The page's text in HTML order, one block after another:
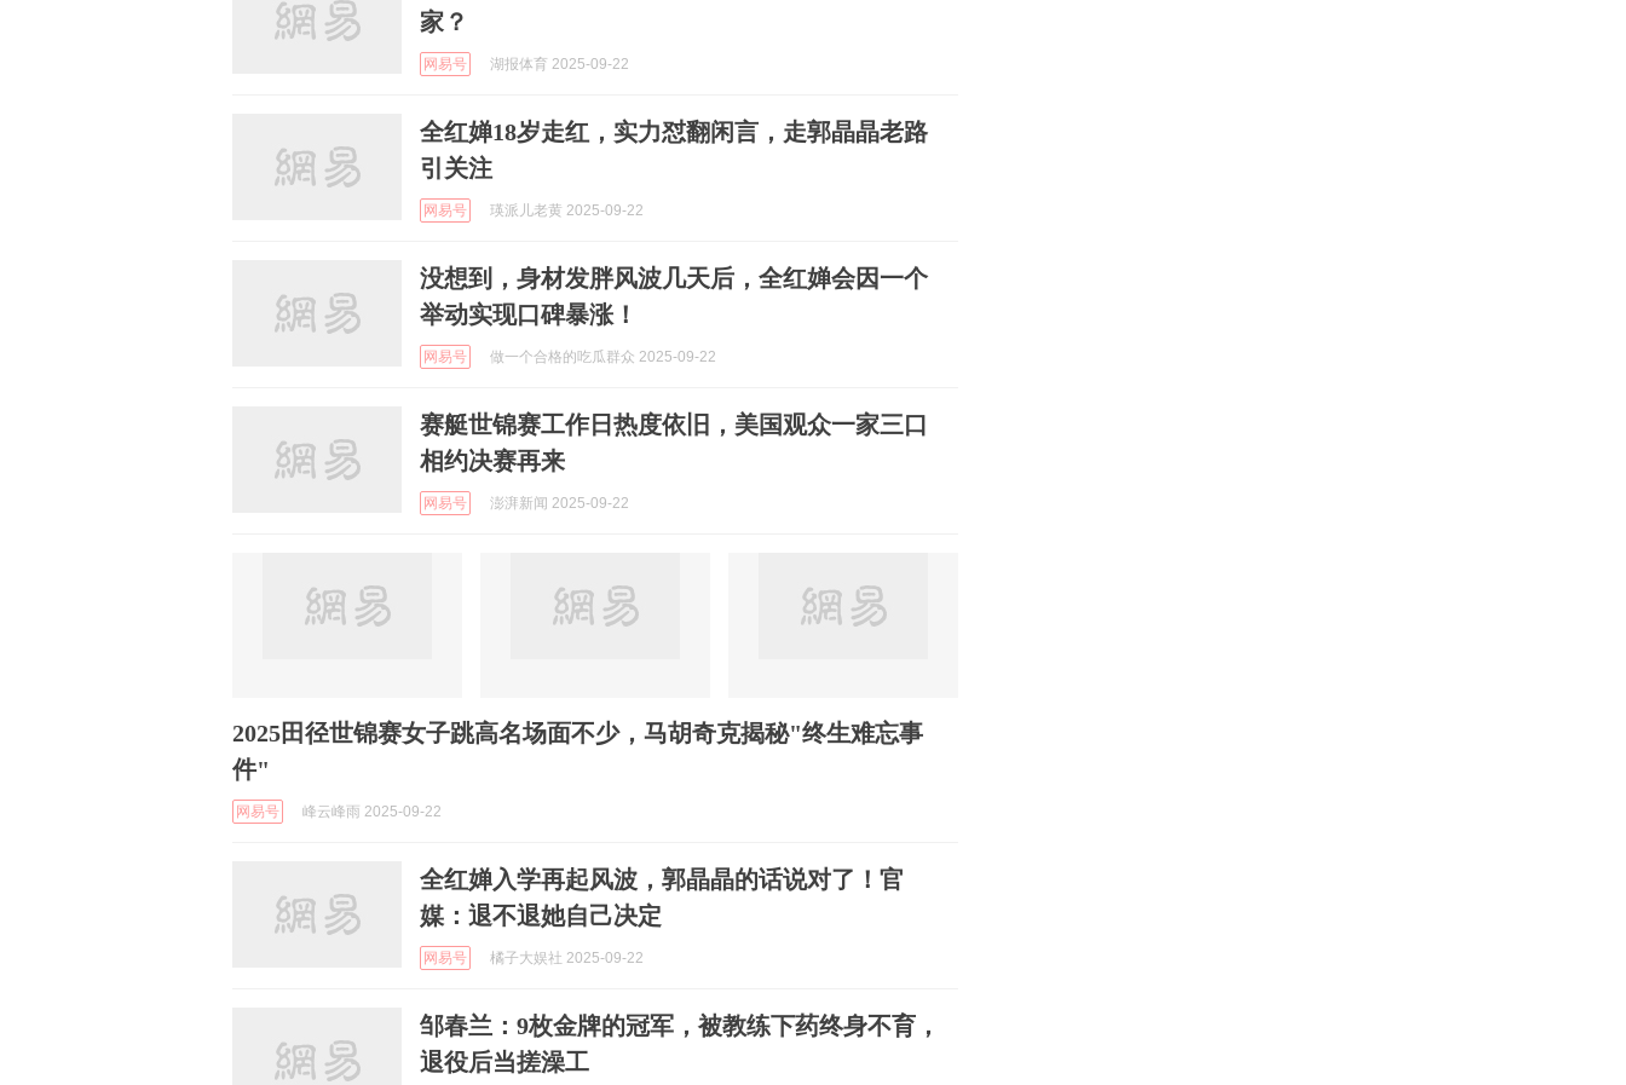
家？
网易号 湖报体育 2025-09-22
全红婵18岁走红，实力怼翻闲言，走郭晶晶老路
引关注
网易号 瑛派儿老黄 2025-09-22
没想到，身材发胖风波几天后，全红婵会因一个
举动实现口碑暴涨！
网易号 做一个合格的吃瓜群众 2025-09-22
赛艇世锦赛工作日热度依旧，美国观众一家三口
相约决赛再来
网易号 澎湃新闻 2025-09-22
2025田径世锦赛女子跳高名场面不少，马胡奇克揭秘"终生难忘事
件"
网易号 峰云峰雨 2025-09-22
全红婵入学再起风波，郭晶晶的话说对了！官
媒：退不退她自己决定
网易号 橘子大娱社 2025-09-22
邹春兰：9枚金牌的冠军，被教练下药终身不育，
退役后当搓澡工